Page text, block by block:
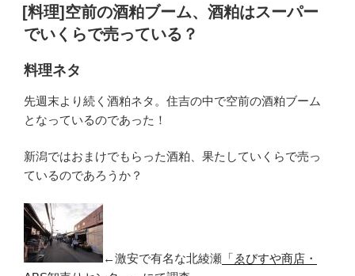
稿
日:
[料理]空前の酒粕ブーム、酒粕はスーパー
でいくらで売っている？
料理ネタ
先週末より続く酒粕ネタ。住吉の中で空前の酒粕ブーム
となっているのであった！
新潟ではおまけでもらった酒粕、果たしていくらで売っ
ているのであろうか？
←激安で有名な北綾瀬 「ゑびすや商店・